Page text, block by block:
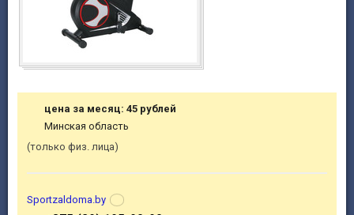
цена за месяц: 45 рублей
Минская область
только физ. лица
Sportzaldoma.by